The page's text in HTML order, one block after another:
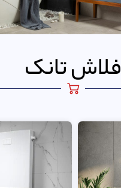
فلاش تانک